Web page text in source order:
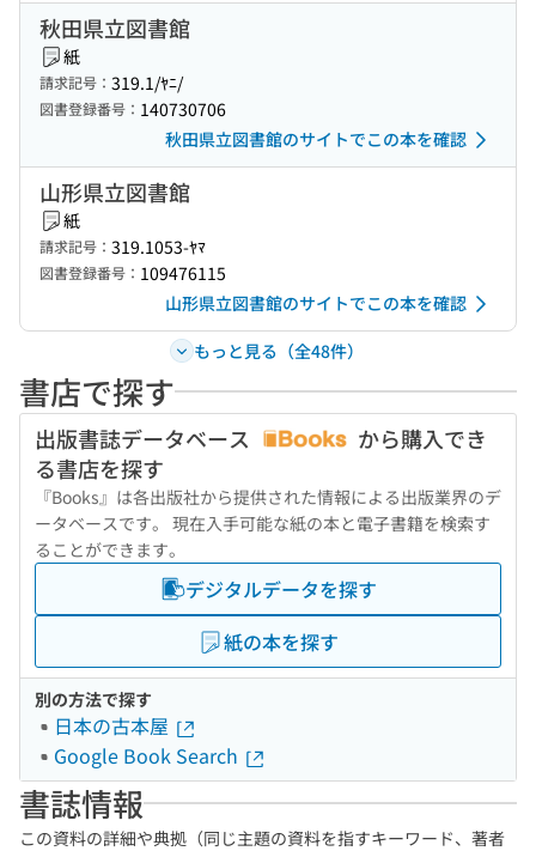
秋田県立図書館
紙
請求記号： 319.1/ﾔﾆ/
図書登録番号： 140730706
秋田県立図書館のサイトでこの本を確認
山形県立図書館
紙
請求記号： 319.1053-ﾔﾏ
図書登録番号： 109476115
山形県立図書館のサイトでこの本を確認
もっと見る（全48件）
書店で探す
出版書誌データベース
から購入でき
る書店を探す
『Books』は各出版社から提供された情報による出版業界のデ
ータベースです。 現在入手可能な紙の本と電子書籍を検索す
ることができます。
デジタルデータを探す
紙の本を探す
別の方法で探す
日本の古本屋
Google Book Search
書誌情報
この資料の詳細や典拠（同じ主題の資料を指すキーワード、著者